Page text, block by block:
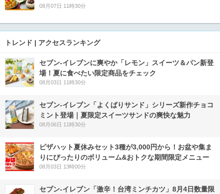
08月07日 11時30分
トレンド | アクセスランキング
セブン‐イレブンに爽やか「レモン」スイーツ＆パン新登
場！夏に食べたい限定商品をチェック
08月03日 11時30分
セブン‐イレブン「よくばりサンド」シリーズ新作チョコ
ミント登場｜夏限定スイーツサンドの爽快な魅力
08月06日 11時30分
ピザハット夏休みセット3種が3,000円から！お盆や集ま
りにぴったりのボリューム&おトクな期間限定メニュー
08月03日 13時00分
セブン-イレブン「激辛！台湾ミンチカツ」8月4日数量限